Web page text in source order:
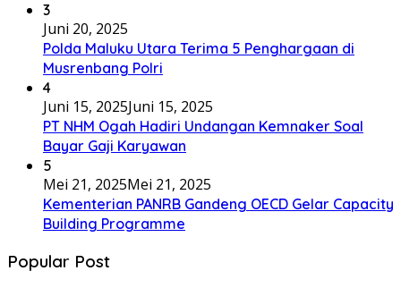
3
Juni 20, 2025
Polda Maluku Utara Terima 5 Penghargaan di
Musrenbang Polri
4
Juni 15, 2025Juni 15, 2025
PT NHM Ogah Hadiri Undangan Kemnaker Soal
Bayar Gaji Karyawan
5
Mei 21, 2025Mei 21, 2025
Kementerian PANRB Gandeng OECD Gelar Capacity
Building Programme
Popular Post